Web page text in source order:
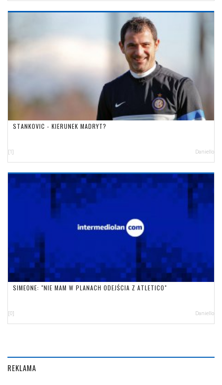
STANKOVIC - KIERUNEK MADRYT?
[1] Daniello
SIMEONE: "NIE MAM W PLANACH ODEJŚCIA Z ATLETICO"
[0] Daniello
REKLAMA